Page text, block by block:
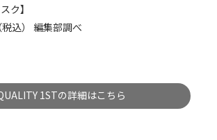
ク】
込） 編集部調べ
1STの詳細はこちら